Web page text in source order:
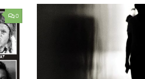
0